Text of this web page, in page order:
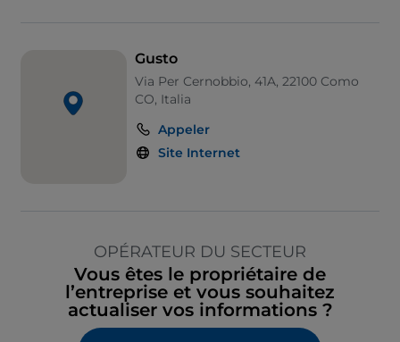
Gusto
Via Per Cernobbio, 41A, 22100 Como
CO, Italia
Appeler
Site Internet
OPÉRATEUR DU SECTEUR
Vous êtes le propriétaire de
l’entreprise et vous souhaitez
actualiser vos informations ?